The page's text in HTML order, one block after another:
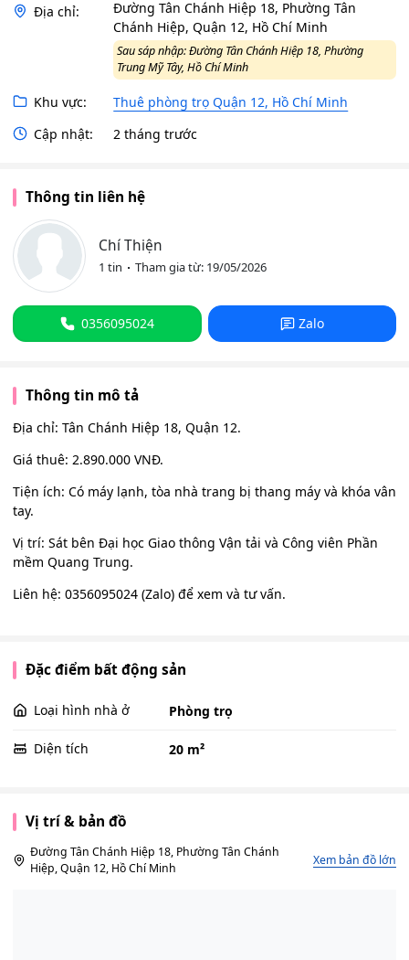
Địa chỉ:
Đường Tân Chánh Hiệp 18, Phường Tân
Chánh Hiệp, Quận 12, Hồ Chí Minh
Sau sáp nhập: Đường Tân Chánh Hiệp 18, Phường
Trung Mỹ Tây, Hồ Chí Minh
Khu vực:
Thuê phòng trọ Quận 12, Hồ Chí Minh
Cập nhật:
2 tháng trước
Thông tin liên hệ
Chí Thiện
1 tin Tham gia từ: 19/05/2026
0356095024 Zalo
Thông tin mô tả
Địa chỉ: Tân Chánh Hiệp 18, Quận 12.
Giá thuê: 2.890.000 VNĐ.
Tiện ích: Có máy lạnh, tòa nhà trang bị thang máy và khóa vân
tay.
Vị trí: Sát bên Đại học Giao thông Vận tải và Công viên Phần
mềm Quang Trung.
Liên hệ: 0356095024 (Zalo) để xem và tư vấn.
Đặc điểm bất động sản
Loại hình nhà ở Phòng trọ
Diện tích 20 m²
Vị trí & bản đồ
Đường Tân Chánh Hiệp 18, Phường Tân Chánh
Hiệp, Quận 12, Hồ Chí Minh
Xem bản đồ lớn